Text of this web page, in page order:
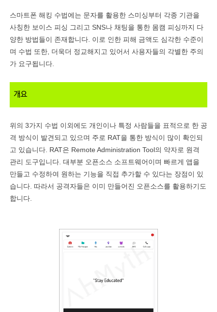
스마트폰 해킹 수법에는 문자를 활용한 스미싱부터 각종 기관을
사칭한 보이스 피싱 그리고 SNS나 채팅을 통한 몸캠 피싱까지 다
양한 방법들이 존재합니다. 이로 인한 피해 금액도 심각한 수준이
며 수법 또한, 더욱더 정교해지고 있어서 사용자들의 각별한 주의
가 요구됩니다.
개요
위의 3가지 수법 이외에도 개인이나 특정 사람들을 표적으로 한 공
격 방식이 발견되고 있으며 주로 RAT을 통한 방식이 많이 확인되
고 있습니다. RAT은 Remote Administration Tool의 약자로 원격
관리 도구입니다. 대부분 오픈소스 소프트웨어이며 빠르게 앱을
만들고 수정하여 원하는 기능을 직접 추가할 수 있다는 장점이 있
습니다. 따라서 공격자들은 이미 만들어진 오픈소스를 활용하기도
합니다.